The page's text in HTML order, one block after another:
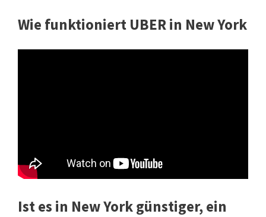
Wie funktioniert UBER in New York
Ist es in New York günstiger, ein